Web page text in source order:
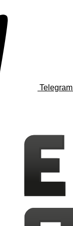
Telegram